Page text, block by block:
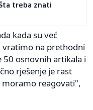
treba znati
kada su već
vratimo na prethodni
50 osnovnih artikala i
rješenje je rast
moramo reagovati",